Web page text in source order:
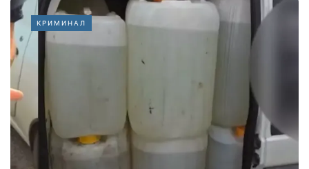
КРИМИНАЛ